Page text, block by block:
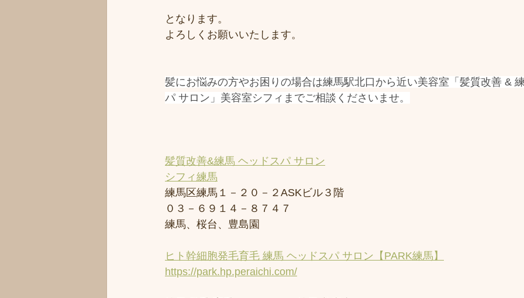
となります。
よろしくお願いいたします。
髪にお悩みの方やお困りの場合は練馬駅北口から近い美容室「髪質改善 &
パ サロン」美容室シフィまでご相談くださいませ。
髪質改善&練馬 ヘッドスパ サロン
シフィ練馬
練馬区練馬１－２０－２ASKビル３階
０３－６９１４－８７４７
練馬、桜台、豊島園
ヒト幹細胞発毛育毛 練馬 ヘッドスパ サロン【PARK練馬】
https://park.hp.peraichi.com/